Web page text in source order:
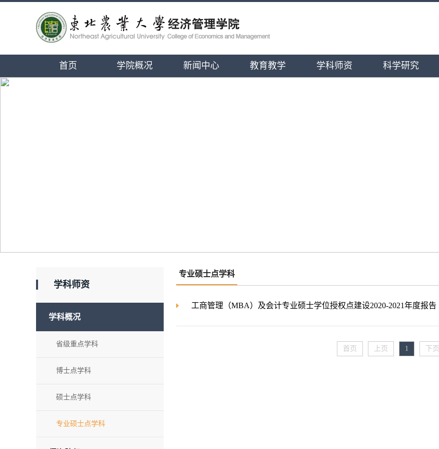
首页 学院概况 新闻中心 教育教学 学科师资 科学研究
学科师资
学科概况
省级重点学科
博士点学科
硕士点学科
专业硕士点学科
专业硕士点学科
工商管理（MBA）及会计专业硕士学位授权点建设2020-2021年度报告
首页 上页 1 下页